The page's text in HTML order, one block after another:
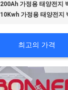
200Ah 가정용 태양전지
10Kwh 가정용 태양전지
최고의 가격